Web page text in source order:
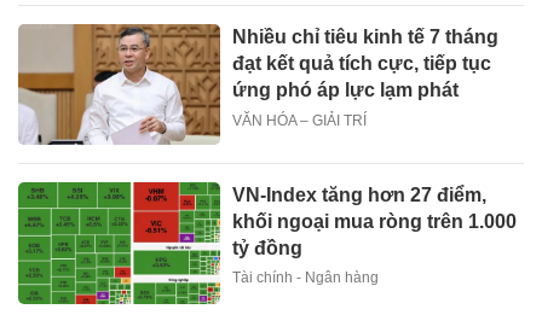
Nhiều chỉ tiêu kinh tế 7 tháng
đạt kết quả tích cực, tiếp tục
ứng phó áp lực lạm phát
VĂN HÓA – GIẢI TRÍ
VN-Index tăng hơn 27 điểm,
khối ngoại mua ròng trên 1.000
tỷ đồng
Tài chính - Ngân hàng